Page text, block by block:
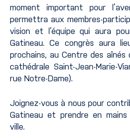
moment important pour
permettra aux membres-
vision et l’équipe qui aura
Gatineau. Ce congrès aura
prochains, au Centre des aînés
cathédrale Saint-Jean-Marie-
rue Notre-Dame).
Joignez-vous à nous pour
Gatineau et prendre en
ville.